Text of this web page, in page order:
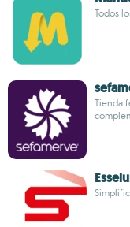
Todos
Tienda